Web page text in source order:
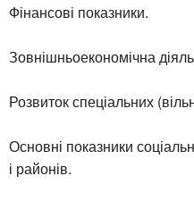
Фінансові показники.
Зовнішньоекономічна
Розвиток спеціальних
Основні показники
і районів.